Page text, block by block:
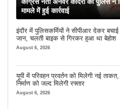
मामले में हुई कार्रवाई
इंदौर में पुलिसकर्मियों ने सीपीआर देकर
जान, चलती बाइक से गिरकर हुआ था बेहोश
August 6, 2026
यूपी में परिवहन प्रवर्तन को मिलेगी नई ताकत,
निर्माण को जल्द मिलेगी रफ्तार
August 6, 2026